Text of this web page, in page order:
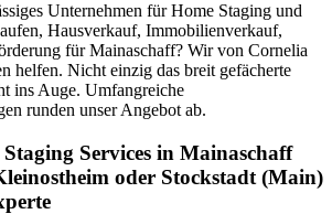
Unternehmen für Home Staging und
Hausverkauf, Immobilienverkauf,
für Mainaschaff? Wir von Cornelia
helfen. Nicht einzig das breit gefächerte
ins Auge. Umfangreiche
runden unser Angebot ab.
Services in Mainaschaff
oder Stockstadt (Main)